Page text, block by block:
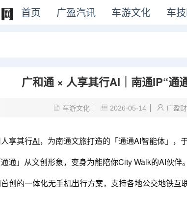
首页 广盈汽讯 车游文化 车
广和通 × 人享其行AI｜南通IP“通
车游文化 2026-05-14 广盈
享其行AI，为南通文旅打造的「通通AI智能体」，
通」从文创形象，变身为能陪你City Walk的AI伙伴。
创的一体化无手机出行方案，支持各地公交地铁互